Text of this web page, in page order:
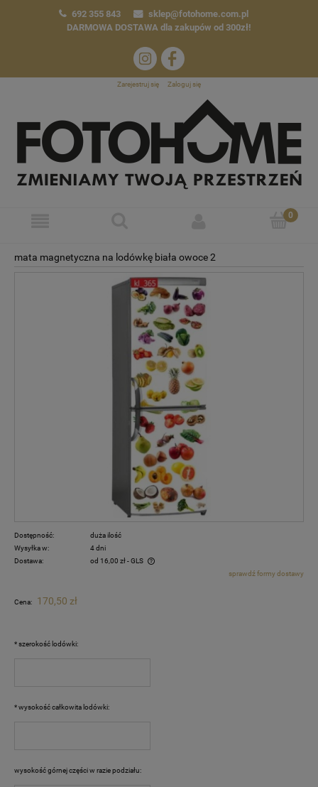
692 355 843
sklep@fotohome.com.pl
DARMOWA DOSTAWA dla zakupów od 300zł!
Zarejestruj się Zaloguj się
mata magnetyczna na lodówkę biała owoce 2
Dostępność:
duża ilość
Wysyłka w:
4 dni
Dostawa:
od 16,00 zł- GLS
Cena nie zawiera ewentualnych kosztów płatnościsprawdź formy dostawy
Cena: 170,50 zł
*szerokość lodówki:
*wysokość całkowita lodówki:
wysokość górnej części w razie podziału: